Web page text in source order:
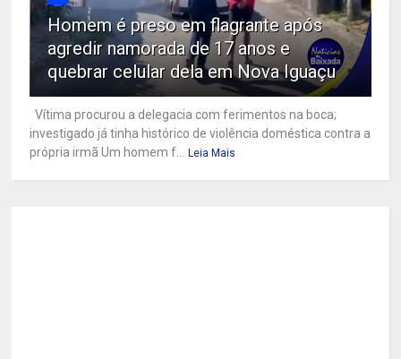
Homem é preso em flagrante após
agredir namorada de 17 anos e
quebrar celular dela em Nova Iguaçu
Vítima procurou a delegacia com ferimentos na boca;
investigado já tinha histórico de violência doméstica contra a
própria irmã Um homem f... Leia Mais